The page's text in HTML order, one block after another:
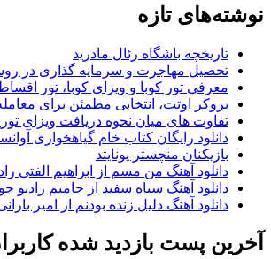
نوشته‌های تازه
تاریخچه باشگاه رئال مادرید
تحصیل مهاجرت و سرمایه گذاری در
معرفی تور کوبا و ویزای کوبا، تور
بروکر اوتت، انتخابی مطمئن برای
تفاوت های میان نحوه دریافت ویزای
دانلود رایگان کتاب خام گیاهخواری
بازیکنان منچستر یونایتد
دانلود آهنگ من مسم از ابراهیم الفتی
دانلود آهنگ سیاه سفید از حامیم رادیو
دانلود آهنگ دلیل زنده بودنم از امیر
آخرین پست بازدید شده